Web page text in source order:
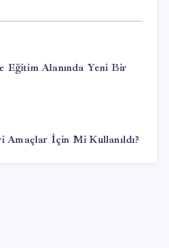
Eğitim Alanında Yeni Bir
Amaçlar İçin Mi Kullanıldı?